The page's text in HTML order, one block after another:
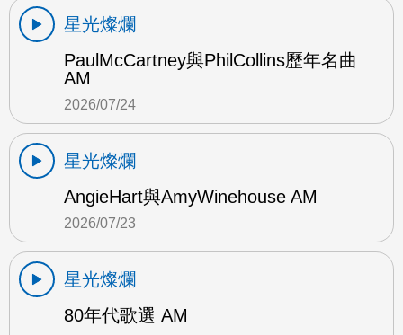
星光燦爛
PaulMcCartney與PhilCollins歷年名曲
AM
2026/07/24
星光燦爛
AngieHart與AmyWinehouse AM
2026/07/23
星光燦爛
80年代歌選 AM